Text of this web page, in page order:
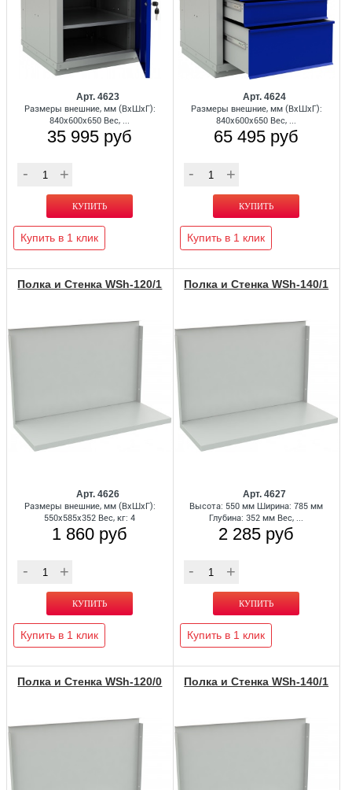
Арт. 4623
Размеры внешние, мм (ВхШхГ):
840x600x650 Вес, ...
35 995 руб
Купить в 1 клик
Арт. 4624
Размеры внешние, мм (ВхШхГ):
840x600x650 Вес, ...
65 495 руб
Купить в 1 клик
Полка и Стенка WSh-120/1
Арт. 4626
Размеры внешние, мм (ВхШхГ):
550x585x352 Вес, кг: 4
1 860 руб
Купить в 1 клик
Полка и Стенка WSh-140/1
Арт. 4627
Высота: 550 мм Ширина: 785 мм
Глубина: 352 мм Вес, ...
2 285 руб
Купить в 1 клик
Полка и Стенка WSh-120/0 Полка и Стенка WSh-140/1